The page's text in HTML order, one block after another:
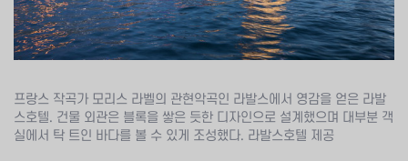
프랑스 작곡가 모리스 라벨의 관현악곡인 라발스에서 영감을 얻은 라발
스호텔. 건물 외관은 블록을 쌓은 듯한 디자인으로 설계했으며 대부분 객
실에서 탁 트인 바다를 볼 수 있게 조성했다. 라발스호텔 제공